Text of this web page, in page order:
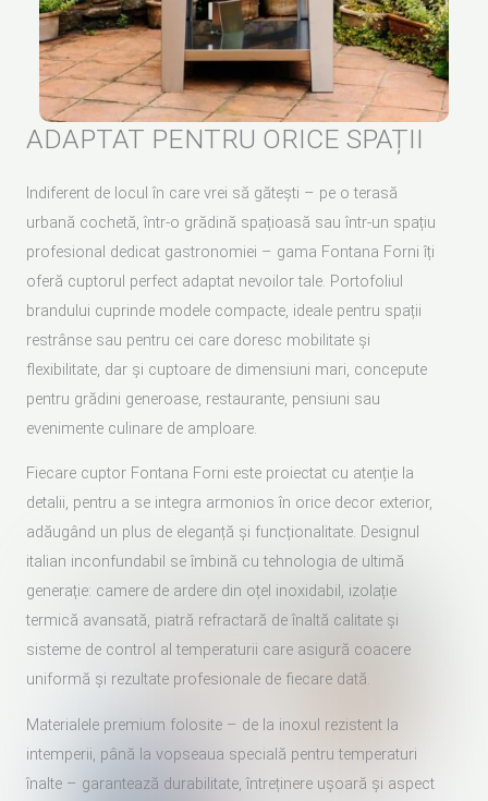
ADAPTAT PENTRU ORICE SPAȚII
Indiferent de locul în care vrei să gătești – pe o terasă
urbană cochetă, într-o grădină spațioasă sau într-un spațiu
profesional dedicat gastronomiei – gama Fontana Forni îți
oferă cuptorul perfect adaptat nevoilor tale. Portofoliul
brandului cuprinde modele compacte, ideale pentru spații
restrânse sau pentru cei care doresc mobilitate și
flexibilitate, dar și cuptoare de dimensiuni mari, concepute
pentru grădini generoase, restaurante, pensiuni sau
evenimente culinare de amploare.
Fiecare cuptor Fontana Forni este proiectat cu atenție la
detalii, pentru a se integra armonios în orice decor exterior,
adăugând un plus de eleganță și funcționalitate. Designul
italian inconfundabil se îmbină cu tehnologia de ultimă
generație: camere de ardere din oțel inoxidabil, izolație
termică avansată, piatră refractară de înaltă calitate și
sisteme de control al temperaturii care asigură coacere
uniformă și rezultate profesionale de fiecare dată.
Materialele premium folosite – de la inoxul rezistent la
intemperii, până la vopseaua specială pentru temperaturi
înalte – garantează durabilitate, întreținere ușoară și aspect